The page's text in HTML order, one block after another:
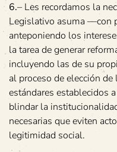
6.– Les recordamos la
Legislativo asuma —con
anteponiendo los
la tarea de generar
incluyendo las de su
al proceso de elección
estándares establecidos
blindar la
necesarias que eviten
legitimidad social.